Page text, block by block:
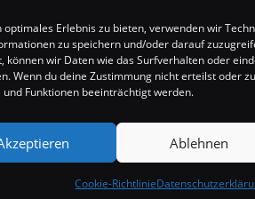
optimales Erlebnis zu bieten, verwenden wir
zu speichern und/oder darauf
können wir Daten wie das Surfverhalten oder
Wenn du deine Zustimmung nicht erteilst oder
Funktionen beeinträchtigt werden.
Ablehnen
Cookie-Richtlinie
/